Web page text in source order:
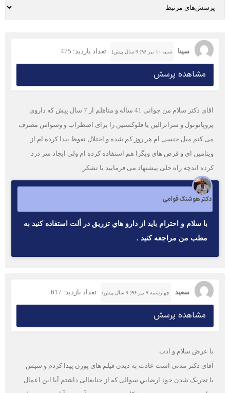
سینا شنبه ۱۰ تیر ۹۶( 9 سال پیش) تعداد بازدید: 475
مشاهده پرسش
اقای دکتر سلام من جوانی 41 ساله و متاهلم از 7 سال پیش که داروی
پروپانونول و سراترالین یا فلوکستین را برای اضطراب و وسواس مصرف
می کنم میل جنسی ام هر روز کم شده و اختلال نعوظ پیدا کرده ام از
ویتامین ای و قرص های ویگرا هم استفاده کرده ام ولی ایجاد سر درد
کرده اندچه راه حلی پیشنهاد می فرمایید با تشکر
دکتر هوشنگ قوامی
با سلام و احترام بايد از دارو هاي تزريق در ألت استفاده كنيد به
مطب من مراجعه كنيد .
سعید چهارشنبه ۷ تیر ۹۶( 9 سال پیش) تعداد بازدید: 617
مشاهده پرسش
با عرض سلام و ادب
آقای دکتر مدتی است عادت به دیدن فیلم های پورن پیدا کردم و سپس
با تحریک شدن خود ارضايي سوالی که از جنابعالی داشتم آیا این اعمال